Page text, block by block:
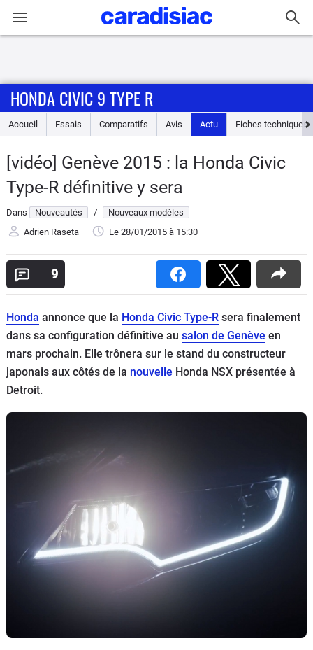
Accueil
Essais
Guide
d'achat
Electriques
Utilitaires
Flottes
Services
HONDA CIVIC 9 TYPE R
Accueil Essais Comparatifs Avis Actu Fiches techniques
[vidéo] Genève 2015 : la Honda Civic
Type-R définitive y sera
Dans Nouveautés /
Nouveaux modèles
Adrien Raseta
Le 28/01/2015 à 15:30
9
Honda annonce que la Honda Civic Type-R sera finalement
dans sa configuration définitive au salon de Genève en
mars prochain. Elle trônera sur le stand du constructeur
japonais aux côtés de la nouvelle Honda NSX présentée à
Detroit.